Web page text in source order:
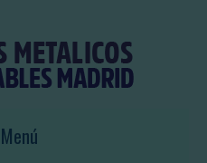
Menú